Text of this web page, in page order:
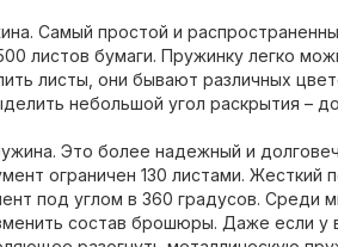
Самый простой и
листов бумаги. Пружинку легко
листы, они бывают различных
небольшой угол раскрытия –
Это более надежный и
ограничен 130 листами. Жесткий
под углом в 360 градусов. Среди
состав брошюры. Даже если у